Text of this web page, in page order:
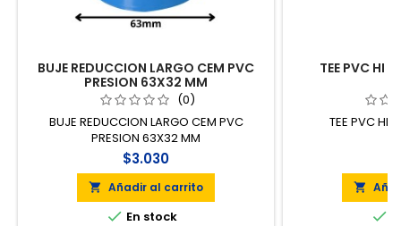
BUJE REDUCCION LARGO CEM PVC
PRESION 63X32 MM
(0)
BUJE REDUCCION LARGO CEM PVC
PRESION 63X32 MM
$3.030
 Añadir al carrito
 En stock
TEE PVC HI
TEE PVC HI

